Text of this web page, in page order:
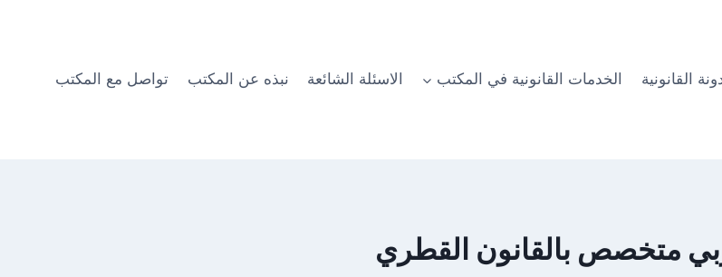
القانونية الخدمات القانونية في المكتب الاسئلة الشائعة نبذه عن المكتب تواصل مع المكتب
متخصص بالقانون القطري